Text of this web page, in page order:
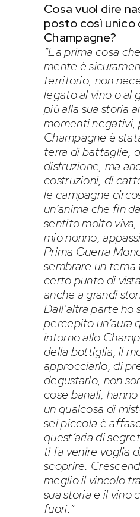
Cosa vuol dire
posto così unico
Champagne?
“La prima cosa
mente è
territorio, non
legato al vino o al
più alla sua storia
momenti negativi,
Champagne è
terra di battaglie,
distruzione, ma
costruzioni, di
le campagne
un’anima che fin
sentito molto viva,
mio nonno,
Prima Guerra
sembrare un
certo punto di
anche a grandi
Dall’altra parte ho
percepito un’aura
intorno allo
della bottiglia, il
approcciarlo, di
degustarlo, non
cose banali,
un qualcosa di
sei piccola è
quest’aria di
ti fa venire voglia
scoprire.
meglio il vincolo
sua storia e il vino
fuori.”